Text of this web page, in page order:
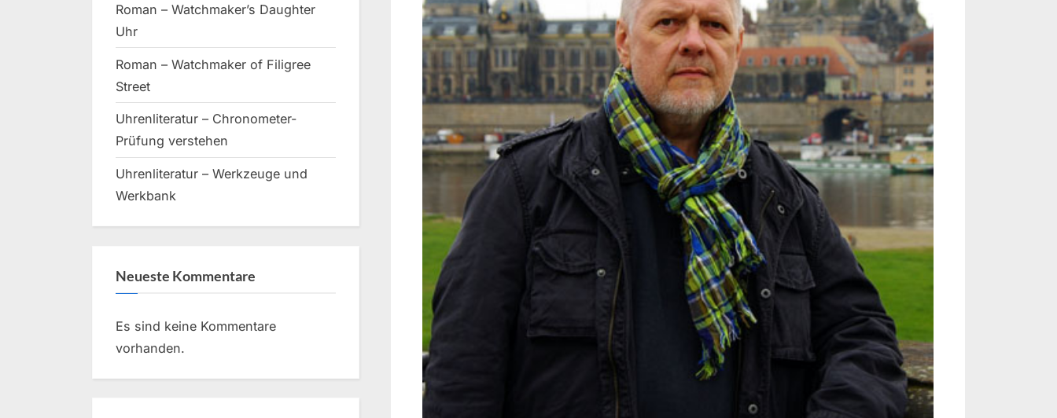
Roman – Watchmaker’s Daughter
Uhr
Roman – Watchmaker of Filigree
Street
Uhrenliteratur – Chronometer-
Prüfung verstehen
Uhrenliteratur – Werkzeuge und
Werkbank
Neueste Kommentare
Es sind keine Kommentare
vorhanden.